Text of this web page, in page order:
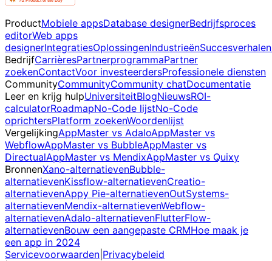
ProductMobiele appsDatabase designerBedrijfsproces
editorWeb apps
designerIntegratiesOplossingenIndustrieënSuccesverhalen
BedrijfCarrièresPartnerprogrammaPartner
zoekenContactVoor investeerdersProfessionele diensten
CommunityCommunityCommunity chatDocumentatie
Leer en krijg hulpUniversiteitBlogNieuwsROI-
calculatorRoadmapNo-Code lijstNo-Code
oprichtersPlatform zoekenWoordenlijst
VergelijkingAppMaster vs AdaloAppMaster vs
WebflowAppMaster vs BubbleAppMaster vs
DirectualAppMaster vs MendixAppMaster vs Quixy
BronnenXano-alternatievenBubble-
alternatievenKissflow-alternatievenCreatio-
alternatievenAppy Pie-alternatievenOutSystems-
alternatievenMendix-alternatievenWebflow-
alternatievenAdalo-alternatievenFlutterFlow-
alternatievenBouw een aangepaste CRMHoe maak je
een app in 2024
Servicevoorwaarden Privacybeleid